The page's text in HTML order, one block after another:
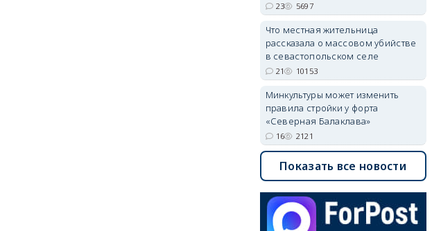
23 5697
Что местная жительница
рассказала о массовом убийстве
в севастопольском селе
21 10153
Минкультуры может изменить
правила стройки у форта
«Северная Балаклава»
16 2121
Показать все новости